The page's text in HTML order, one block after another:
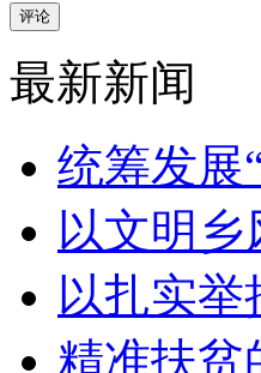
评论
最新新闻
统筹发展
以文明乡
以扎实举
精准扶贫